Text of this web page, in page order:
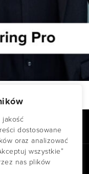
jakość
dostosowane
oraz analizować
wszystkie”
nas plików